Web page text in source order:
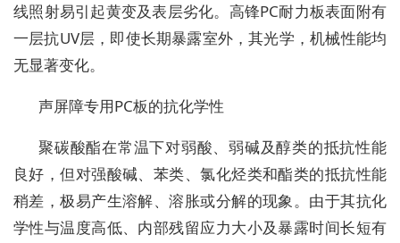
线照射易引起黄变及表层劣化。高锋PC耐力板表面附有
一层抗UV层，即使长期暴露室外，其光学，机械性能均
无显著变化。
声屏障专用PC板的抗化学性
聚碳酸酯在常温下对弱酸、弱碱及醇类的抵抗性能
良好，但对强酸碱、苯类、氯化烃类和酯类的抵抗性能
稍差，极易产生溶解、溶胀或分解的现象。由于其抗化
学性与温度高低、内部残留应力大小及暴露时间长短有